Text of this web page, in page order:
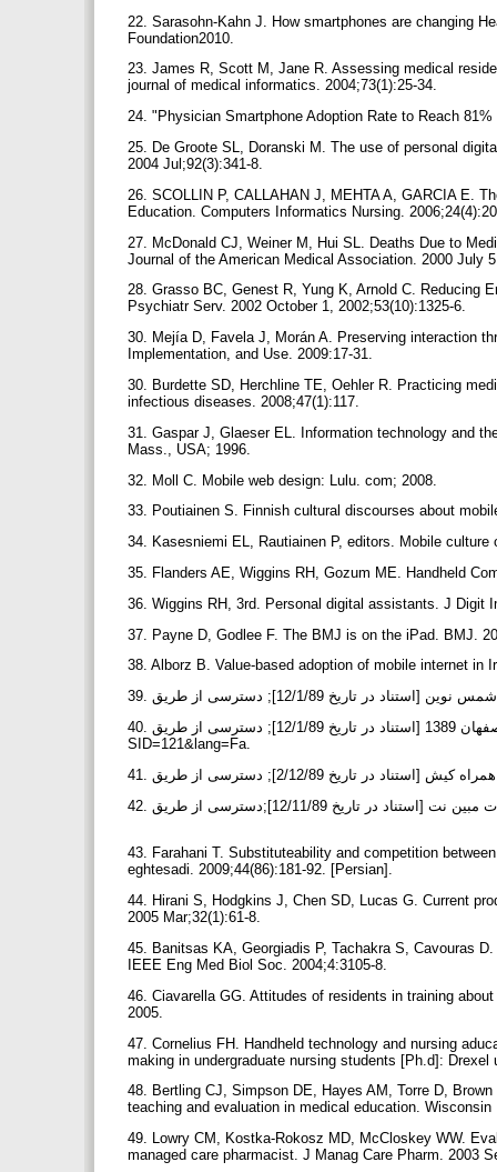
22. Sarasohn-Kahn J. How smartphones are changing
Foundation2010.
23. James R, Scott M, Jane R. Assessing medical
journal of medical informatics. 2004;73(1):25-34.
24. "Physician Smartphone Adoption Rate to Reach
25. De Groote SL, Doranski M. The use of personal
2004 Jul;92(3):341-8.
26. SCOLLIN P, CALLAHAN J, MEHTA A, GARCIA E.
Education. Computers Informatics Nursing.
27. McDonald CJ, Weiner M, Hui SL. Deaths Due to
Journal of the American Medical Association. 2000 July
28. Grasso BC, Genest R, Yung K, Arnold C. Reducing
Psychiatr Serv. 2002 October 1, 2002;53(10):1325-6.
30. Mejía D, Favela J, Morán A. Preserving interaction
Implementation, and Use. 2009:17-31.
30. Burdette SD, Herchline TE, Oehler R. Practicing
infectious diseases. 2008;47(1):117.
31. Gaspar J, Glaeser EL. Information technology and
Mass., USA; 1996.
32. Moll C. Mobile web design: Lulu. com; 2008.
33. Poutiainen S. Finnish cultural discourses about
34. Kasesniemi EL, Rautiainen P, editors. Mobile
35. Flanders AE, Wiggins RH, Gozum ME. Handheld
36. Wiggins RH, 3rd. Personal digital assistants. J Digit
37. Payne D, Godlee F. The BMJ is on the iPad. BMJ.
38. Alborz B. Value-based adoption of mobile internet in
40. شرکت مشارکتی مخابرات سیار اصفهان 1389 [استناد در تاریخ 12/1/89]; دسترسی از طریق: http://www.mtce.ir/user/Index.jsp?
SID=121&lang=Fa.
43. Farahani T. Substituteability and competition
eghtesadi. 2009;44(86):181-92. [Persian].
44. Hirani S, Hodgkins J, Chen SD, Lucas G. Current
2005 Mar;32(1):61-8.
45. Banitsas KA, Georgiadis P, Tachakra S, Cavouras
IEEE Eng Med Biol Soc. 2004;4:3105-8.
46. Ciavarella GG. Attitudes of residents in training
2005.
47. Cornelius FH. Handheld technology and nursing
making in undergraduate nursing students [Ph.d]:
48. Bertling CJ, Simpson DE, Hayes AM, Torre D,
teaching and evaluation in medical education.
49. Lowry CM, Kostka-Rokosz MD, McCloskey WW.
managed care pharmacist. J Manag Care Pharm. 2003